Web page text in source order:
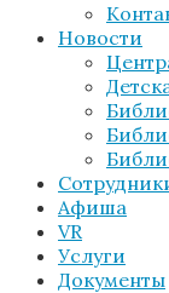
Новости
Афиша
VR
Услуги
Документы